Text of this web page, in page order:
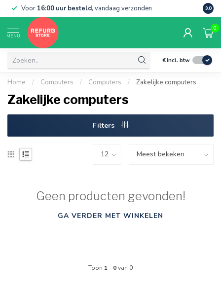
Voor 16:00 uur besteld, vandaag verzonden 9.0
MENU
0
€Incl. btw
Home / Computers / Computers / Zakelijke computers
Zakelijke computers
Filters
Geen producten gevonden!
GA VERDER MET WINKELEN
Toon 1 - 0van 0